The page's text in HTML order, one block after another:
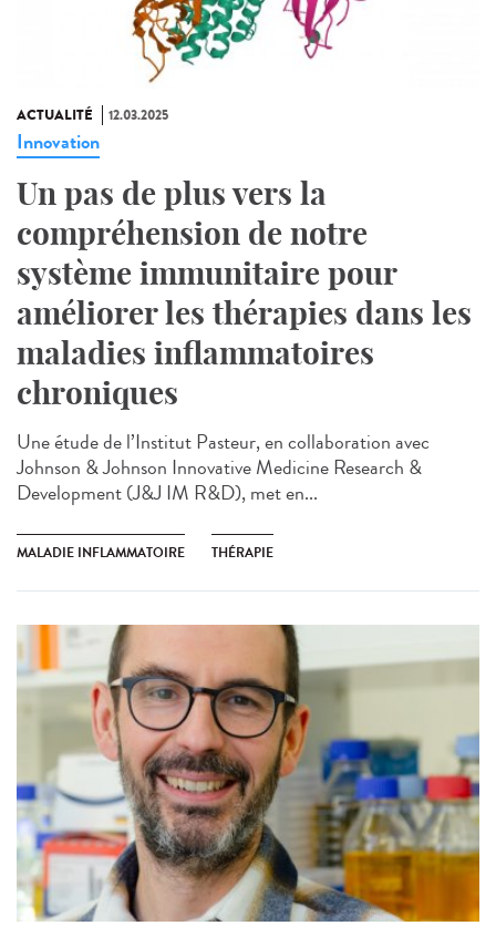
ACTUALITÉ 12.03.2025
Innovation
Un pas de plus vers la
compréhension de notre
système immunitaire pour
améliorer les thérapies dans les
maladies inflammatoires
chroniques
Une étude de l’Institut Pasteur, en collaboration avec
Johnson & Johnson Innovative Medicine Research &
Development (J&J IM R&D), met en...
MALADIE INFLAMMATOIRE THÉRAPIE